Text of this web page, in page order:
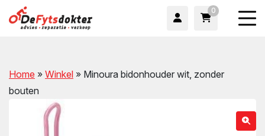
0
Home » Winkel » Minoura bidonhouder wit, zonder
bouten